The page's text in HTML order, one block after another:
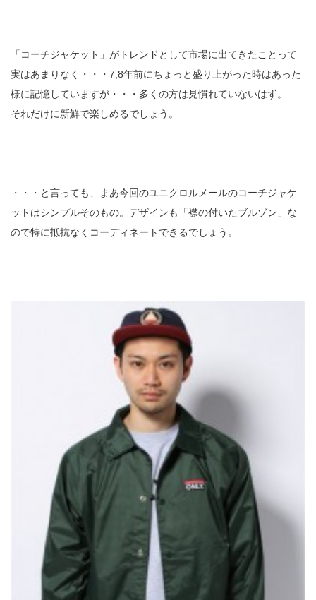
「コーチジャケット」がトレンドとして市場に出てきたことって
実はあまりなく・・・7,8年前にちょっと盛り上がった時はあった
様に記憶していますが・・・多くの方は見慣れていないはず。
それだけに新鮮で楽しめるでしょう。
・・・と言っても、まあ今回のユニクロルメールのコーチジャケ
ットはシンプルそのもの。デザインも「襟の付いたブルゾン」な
ので特に抵抗なくコーディネートできるでしょう。